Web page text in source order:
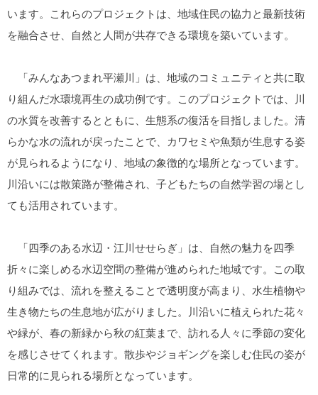
います。これらのプロジェクトは、地域住民の協力と最新技術
を融合させ、自然と人間が共存できる環境を築いています。
「みんなあつまれ平瀬川」は、地域のコミュニティと共に取
り組んだ水環境再生の成功例です。このプロジェクトでは、川
の水質を改善するとともに、生態系の復活を目指しました。清
らかな水の流れが戻ったことで、カワセミや魚類が生息する姿
が見られるようになり、地域の象徴的な場所となっています。
川沿いには散策路が整備され、子どもたちの自然学習の場とし
ても活用されています。
「四季のある水辺・江川せせらぎ」は、自然の魅力を四季
折々に楽しめる水辺空間の整備が進められた地域です。この取
り組みでは、流れを整えることで透明度が高まり、水生植物や
生き物たちの生息地が広がりました。川沿いに植えられた花々
や緑が、春の新緑から秋の紅葉まで、訪れる人々に季節の変化
を感じさせてくれます。散歩やジョギングを楽しむ住民の姿が
日常的に見られる場所となっています。